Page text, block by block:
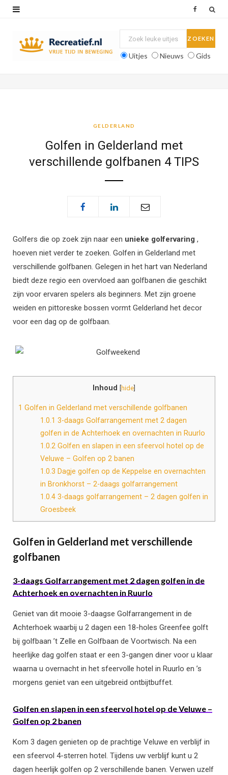
Uitjes Nieuws Gids
GELDERLAND
Golfen in Gelderland met
verschillende golfbanen 4 TIPS
Golfers die op zoek zijn naar een unieke golfervaring ,
hoeven niet verder te zoeken. Golfen in Gelderland met
verschillende golfbanen. Gelegen in het hart van Nederland
biedt deze regio een overvloed aan golfbanen die geschikt
zijn voor ervaren spelers als beginners. Met zijn groene
weiden en pittoreske bossen vormt Gelderland het decor
voor een dag op de golfbaan.
Inhoud hide
1 Golfen in Gelderland met verschillende golfbanen
1.0.1 3-daags Golfarrangement met 2 dagen
golfen in de Achterhoek en overnachten in Ruurlo
1.0.2Golfen en slapen in een sfeervol hotel op de
Veluwe – Golfen op 2 banen
1.0.3 Dagje golfen op de Keppelse en overnachten
in Bronkhorst – 2-daags golfarrangement
1.0.43-daags golfarrangement – 2 dagen golfen in
Groesbeek
Golfen in Gelderland met verschillende
golfbanen
3-daags Golfarrangement met 2 dagen golfen in de
Achterhoek en overnachten in Ruurlo
Geniet van dit mooie 3-daagse Golfarrangement in de
Achterhoek waarbij u 2 dagen een 18-holes Greenfee golft
bij golfbaan ’t Zelle en Golfbaan de Voortwisch. Na een
heerlijke dag golfen staat er een 3-gangen diner voor u klaar
waarna u overnacht in het sfeervolle hotel in Ruurlo en ’s
morgens geniet van een uitgebreid ontbijtbuffet.
Golfen en slapen in een sfeervol hotel op de Veluwe –
Golfen op 2 banen
Kom 3 dagen genieten op de prachtige Veluwe en verblijf in
een sfeervol 4-sterren hotel. Tijdens uw verblijf kunt u 2
dagen heerlijk golfen op 2 verschillende banen. Verwen uzelf